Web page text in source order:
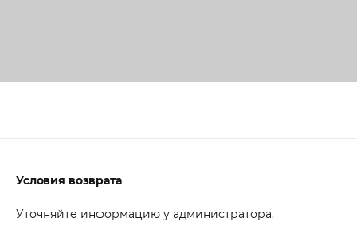
Условия возврата
Уточняйте информацию у администратора.